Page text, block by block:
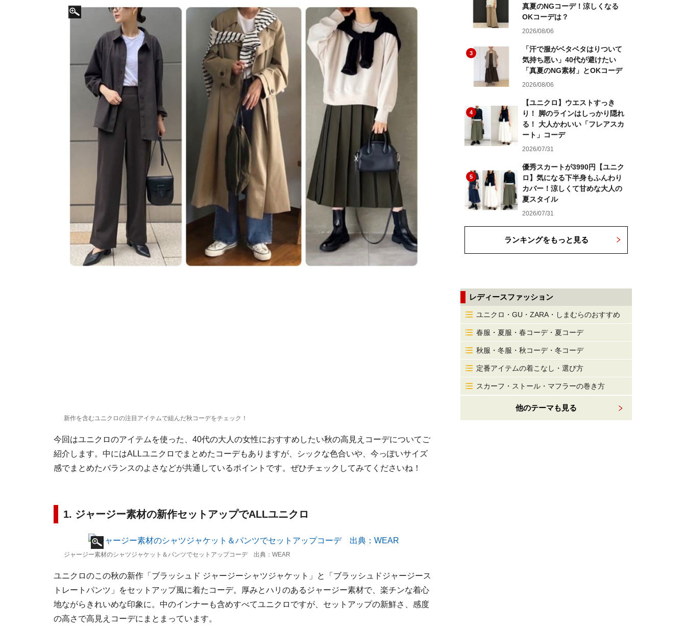
新作を含むユニクロの注目アイテムで組んだ秋コーデをチェック！
今回はユニクロのアイテムを使った、40代の大人の女性におすすめしたい秋の高見えコーデについてご
紹介します。中にはALLユニクロでまとめたコーデもありますが、シックな色合いや、今っぽいサイズ
感でまとめたバランスのよさなどが共通しているポイントです。ぜひチェックしてみてくださいね！
1. ジャージー素材の新作セットアップでALLユニクロ
ジャージー素材のシャツジャケット＆パンツでセットアップコーデ 出典：WEAR
ユニクロのこの秋の新作「ブラッシュド ジャージーシャツジャケット」と「ブラッシュドジャージース
トレートパンツ」をセットアップ風に着たコーデ。厚みとハリのあるジャージー素材で、楽チンな着心
地ながらきれいめな印象に。中のインナーも含めすべてユニクロですが、セットアップの新鮮さ、感度
の高さで高見えコーデにまとまっています。
真夏のNGコーデ！涼しくなる
OKコーデは？
2026/08/06
3
「汗で服がベタベタはりついて
気持ち悪い」40代が避けたい
「真夏のNG素材」とOKコーデ
2026/08/06
4
【ユニクロ】ウエストすっき
り！ 脚のラインはしっかり隠れ
る！ 大人かわいい「フレアスカ
ート」コーデ
2026/07/31
5
優秀スカートが3990円【ユニク
ロ】気になる下半身もふんわり
カバー！涼しくて甘めな大人の
夏スタイル
2026/07/31
ランキングをもっと見る
レディースファッション
ユニクロ・GU・ZARA・しまむらのおすすめ
春服・夏服・春コーデ・夏コーデ
秋服・冬服・秋コーデ・冬コーデ
定番アイテムの着こなし・選び方
スカーフ・ストール・マフラーの巻き方
他のテーマも見る